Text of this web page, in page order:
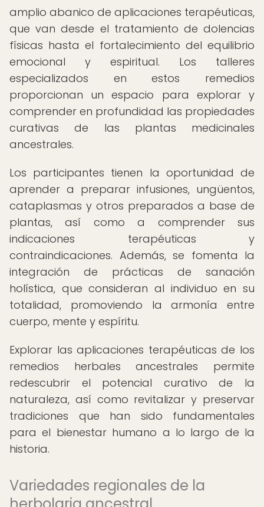
amplio abanico de aplicaciones terapéuticas,
que van desde el tratamiento de dolencias
físicas hasta el fortalecimiento del equilibrio
emocional y espiritual. Los talleres
especializados en estos remedios
proporcionan un espacio para explorar y
comprender en profundidad las propiedades
curativas de las plantas medicinales
ancestrales.
Los participantes tienen la oportunidad de
aprender a preparar infusiones, ungüentos,
cataplasmas y otros preparados a base de
plantas, así como a comprender sus
indicaciones terapéuticas y
contraindicaciones. Además, se fomenta la
integración de prácticas de sanación
holística, que consideran al individuo en su
totalidad, promoviendo la armonía entre
cuerpo, mente y espíritu.
Explorar las aplicaciones terapéuticas de los
remedios herbales ancestrales permite
redescubrir el potencial curativo de la
naturaleza, así como revitalizar y preservar
tradiciones que han sido fundamentales
para el bienestar humano a lo largo de la
historia.
Variedades regionales de la